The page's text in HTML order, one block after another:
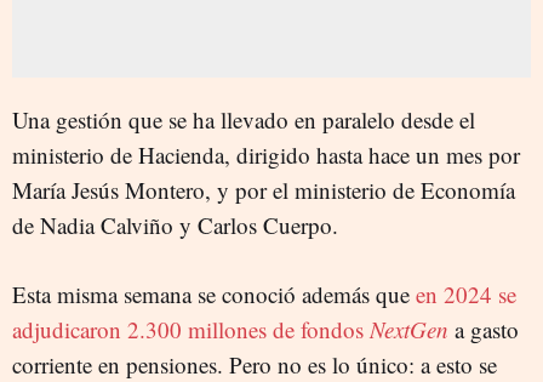
Una gestión que se ha llevado en paralelo desde el
ministerio de Hacienda, dirigido hasta hace un mes por
María Jesús Montero, y por el ministerio de Economía
de Nadia Calviño y Carlos Cuerpo.
Esta misma semana se conoció además que en 2024 se
adjudicaron 2.300 millones de fondos NextGen a gasto
corriente en pensiones. Pero no es lo único: a esto se